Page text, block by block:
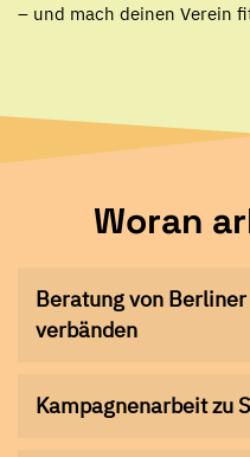
– und mach deinen Verein
Woran
Beratung von
verbänden
Kampagnenarbeit zu